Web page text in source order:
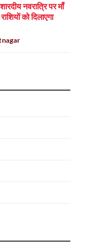
नवरात्रि पर माँ
को दिलाएगा